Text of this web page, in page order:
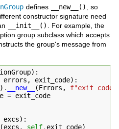
defines __new__()
, so
constructor signature need
__init__()
. For example, the
group subclass which accepts
the group's message from
):
errors , exit_code):
. __new__ (Errors , f"exit
= exit_code
excs):
(excs , self. exit_code)